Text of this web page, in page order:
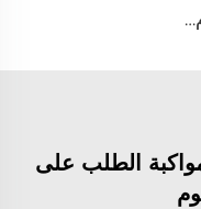
أكسيد الألمنيوم المصهور
الطلب على